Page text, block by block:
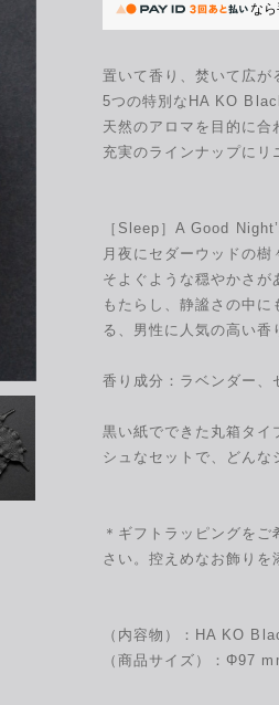
なら
置いて香り、焚いて広が
5つの特別なHA KO
天然のアロマを目的に合
充実のラインナップにリ
［Sleep］A Good
月夜にセダーウッドの
そよぐような穏やかさ
もたらし、静謐さの中
る、男性に人気の高い香
香り成分：ラベンダー、
黒い紙でできた丸箱タイ
シュなセットで、どんな
＊ギフトラッピングを
さい。控えめなお飾りを
（内容物）：HA KO
（商品サイズ）：Φ97